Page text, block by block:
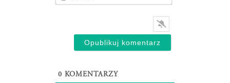
mail*
0 KOMENTARZY